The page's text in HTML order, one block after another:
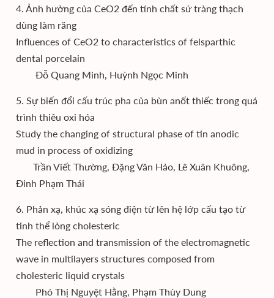
4. Ảnh hưởng của CeO2 đến tính chất sứ tràng thạch
dùng làm răng
Influences of CeO2 to characteristics of felsparthic
dental porcelain
Đỗ Quang Minh, Huỳnh Ngọc Minh
5. Sự biến đổi cấu trúc pha của bùn anốt thiếc trong quá
trình thiêu oxi hóa
Study the changing of structural phase of tin anodic
mud in process of oxidizing
Trần Viết Thường, Đặng Văn Hảo, Lê Xuân Khuông,
Đinh Phạm Thái
6. Phản xạ, khúc xạ sóng điện từ lên hệ lớp cấu tạo từ
tinh thể lỏng cholesteric
The reflection and transmission of the electromagnetic
wave in multilayers structures composed from
cholesteric liquid crystals
Phó Thị Nguyệt Hằng, Phạm Thùy Dung